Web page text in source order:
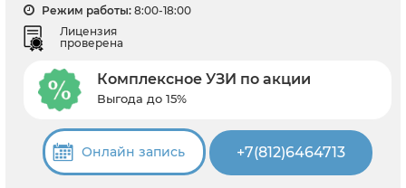
Режим работы: 8:00-18:00
Лицензия
проверена
Комплексное УЗИ по акции
Выгода до 15%
Онлайн запись +7(812)6464713